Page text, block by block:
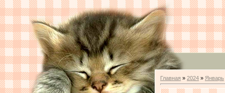
Главная » 2024 » Январь